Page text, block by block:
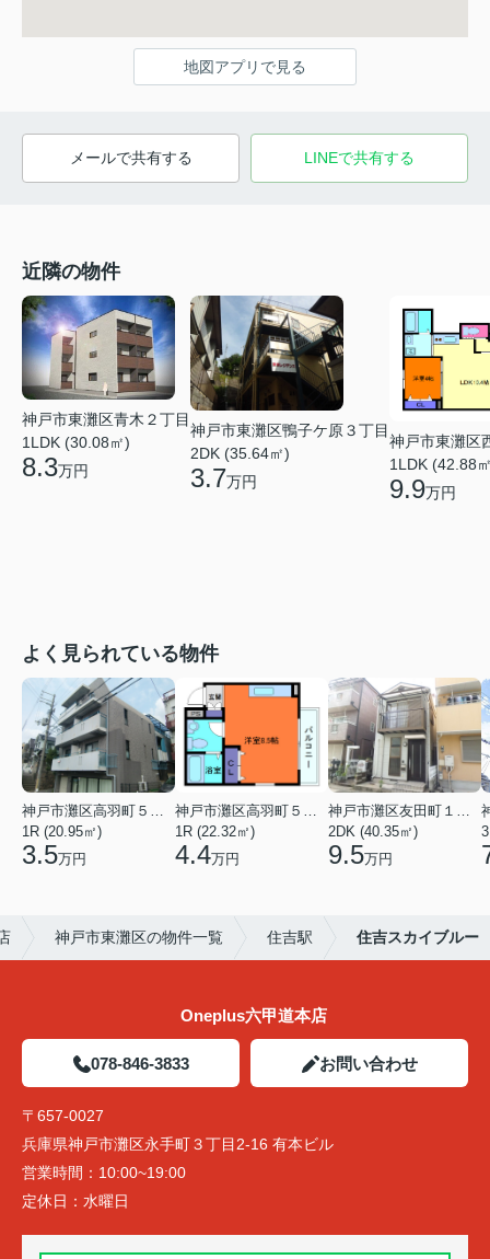
地図アプリで見る
メールで共有する LINEで共有する
近隣の物件
神戸市東灘区青木２丁目
1LDK (30.08㎡)
8.3万円
神戸市東灘区鴨子ケ原３丁目
2DK (35.64㎡)
3.7万円
神戸市東灘区
1LDK (42.88
9.9万円
よく見られている物件
神戸市灘区高羽町５丁目
1R (20.95㎡)
3.5万円
神戸市灘区高羽町５丁目
1R (22.32㎡)
4.4万円
神戸市灘区友田町１丁目
2DK (40.35㎡)
9.5万円
神戸市東灘区の物件一覧 住吉駅 住吉スカイブルー
Oneplus六甲道本店
078-846-3833 お問い合わせ
〒657-0027
兵庫県神戸市灘区永手町３丁目2-16 有本ビル
営業時間： 10:00~19:00
定休日： 水曜日